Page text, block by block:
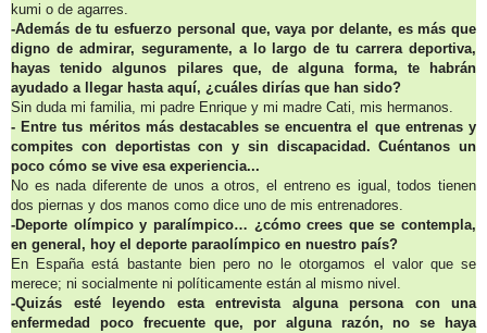
kumi o de agarres.
-Además de tu esfuerzo personal que, vaya por delante, es más que
digno de admirar, seguramente, a lo largo de tu carrera deportiva,
hayas tenido algunos pilares que, de alguna forma, te habrán
ayudado a llegar hasta aquí, ¿cuáles dirías que han sido?
Sin duda mi familia, mi padre Enrique y mi madre Cati, mis hermanos.
- Entre tus méritos más destacables se encuentra el que entrenas y
compites con deportistas con y sin discapacidad. Cuéntanos un
poco cómo se vive esa experiencia...
No es nada diferente de unos a otros, el entreno es igual, todos tienen
dos piernas y dos manos como dice uno de mis entrenadores.
-Deporte olímpico y paralímpico… ¿cómo crees que se contempla,
en general, hoy el deporte paraolímpico en nuestro país?
En España está bastante bien pero no le otorgamos el valor que se
merece; ni socialmente ni políticamente están al mismo nivel.
-Quizás esté leyendo esta entrevista alguna persona con una
enfermedad poco frecuente que, por alguna razón, no se haya